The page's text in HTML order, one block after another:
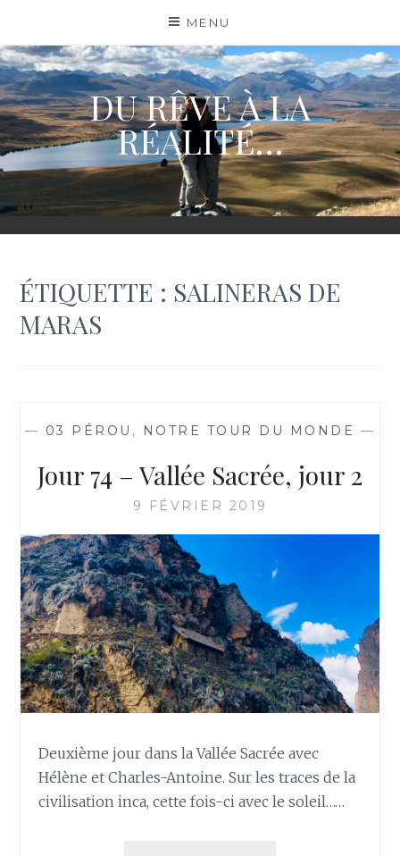
content
MENU
DU RÊVE À LA
RÉALITÉ…
ÉTIQUETTE : SALINERAS DE
MARAS
— 03 PÉROU , NOTRE TOUR DU MONDE —
Jour 74 – Vallée Sacrée, jour 2
9 FÉVRIER 2019
Deuxième jour dans la Vallée Sacrée avec
Hélène et Charles-Antoine. Sur les traces de la
civilisation inca, cette fois-ci avec le soleil……